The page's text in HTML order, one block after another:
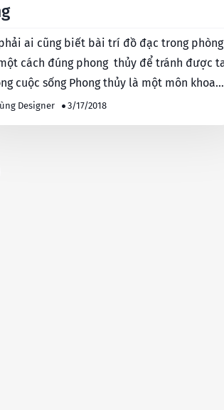
ai cũng biết bài trí đồ đạc trong phòng
cách đúng phong thủy để tránh được
Phong thủy là một môn khoa
Designer 3/17/2018